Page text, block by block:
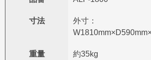
寸法
外寸：
重量 約35kg